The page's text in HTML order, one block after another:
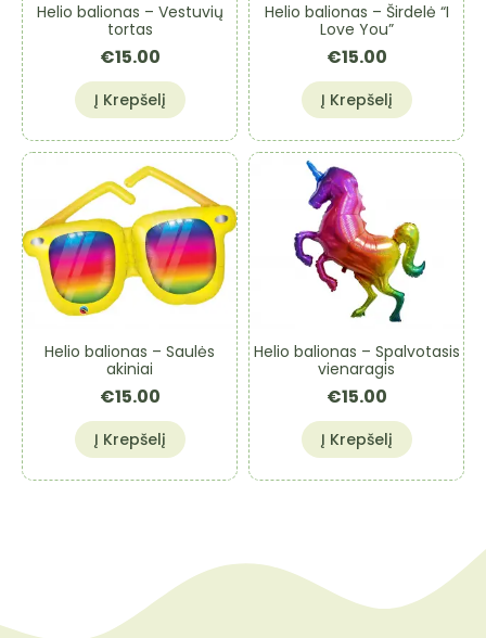
Helio balionas – Vestuvių
tortas
€15.00
Į Krepšelį
Helio balionas – Širdelė “I
Love You”
€15.00
Į Krepšelį
Helio balionas – Saulės
akiniai
€15.00
Į Krepšelį
Helio balionas – Spalvotasis
vienaragis
€15.00
Į Krepšelį